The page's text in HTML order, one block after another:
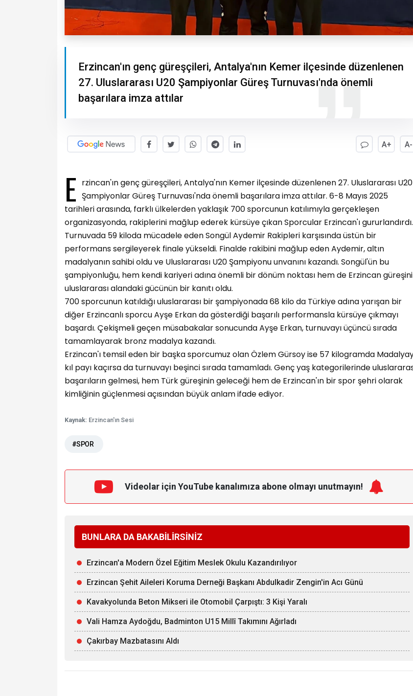
Erzincan'ın genç güreşçileri, Antalya'nın Kemer ilçesinde düzenlenen
27. Uluslararası U20 Şampiyonlar Güreş Turnuvası'nda önemli
başarılara imza attılar
A+ A-
E rzincan'ın genç güreşçileri, Antalya'nın Kemer ilçesinde düzenlenen 27. Uluslararası U20
Şampiyonlar Güreş Turnuvası'nda önemli başarılara imza attılar. 6-8 Mayıs 2025
tarihleri arasında, farklı ülkelerden yaklaşık 700 sporcunun katılımıyla gerçekleşen
organizasyonda, rakiplerini mağlup ederek kürsüye çıkan Sporcular Erzincan'ı gururlandırdı.
Turnuvada 59 kiloda mücadele eden Songül Aydemir Rakipleri karşısında üstün bir
performans sergileyerek finale yükseldi. Finalde rakibini mağlup eden Aydemir, altın
madalyanın sahibi oldu ve Uluslararası U20 Şampiyonu unvanını kazandı. Songül'ün bu
şampiyonluğu, hem kendi kariyeri adına önemli bir dönüm noktası hem de Erzincan
uluslararası alandaki gücünün bir kanıtı oldu.
700 sporcunun katıldığı uluslararası bir şampiyonada 68 kilo da Türkiye adına yarışan bir
diğer Erzincanlı sporcu Ayşe Erkan da gösterdiği başarılı performansla kürsüye çıkmayı
başardı. Çekişmeli geçen müsabakalar sonucunda Ayşe Erkan, turnuvayı üçüncü sırada
tamamlayarak bronz madalya kazandı.
Erzincan'ı temsil eden bir başka sporcumuz olan Özlem Gürsoy ise 57 kilogramda
kıl payı kaçırsa da turnuvayı beşinci sırada tamamladı. Genç yaş kategorilerinde
başarıların gelmesi, hem Türk güreşinin geleceği hem de Erzincan'ın bir spor şehri olarak
kimliğinin güçlenmesi açısından büyük anlam ifade ediyor.
Kaynak: Erzincan'ın Sesi
#SPOR
Videolar için YouTube kanalımıza abone olmayı unutmayın!
BUNLARA DA BAKABİLİRSİNİZ
Erzincan'a Modern Özel Eğitim Meslek Okulu Kazandırılıyor
Erzincan Şehit Aileleri Koruma Derneği Başkanı Abdulkadir Zengin'in Acı Günü
Kavakyolunda Beton Mikseri ile Otomobil Çarpıştı: 3 Kişi Yaralı
Vali Hamza Aydoğdu, Badminton U15 Millî Takımını Ağırladı
Çakırbay Mazbatasını Aldı